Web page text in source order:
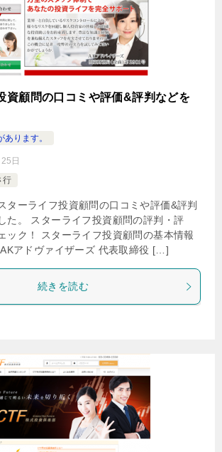
資顧問の口コミや評価&評判などを
ります。
日
行
ターライフ投資顧問の口コミや評価&評判
た。 スターライフ投資顧問の評判・評
ック！ スターライフ投資顧問の基本情報
アドヴァイザーズ 代表取締役 […]
続きを読む